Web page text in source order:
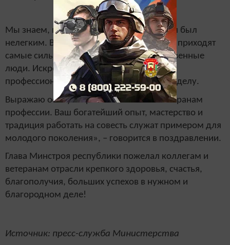
Мы знаем, во все времена труд строителя был
нелегким. В эту профессию по-прежнему приходят
самые сильные, ответственные и мужественные
люди. Искренне благодарен Вам за
профессионализм и преданность своему делу.
Выражаю особую признательность – ветеранам
профессии. Ваш богатейший опыт, мастерство и
традиция работать на совесть служат примером для
молодого поколения», ­– говорится в поздравлении.
Глава Минстроя республики пожелал коллегам и
ветеранам отрасли крепкого здоровья, счастья,
благополучия, больших успехов в нужном и
благородном деле!
Источник: пресс-служба Министерства